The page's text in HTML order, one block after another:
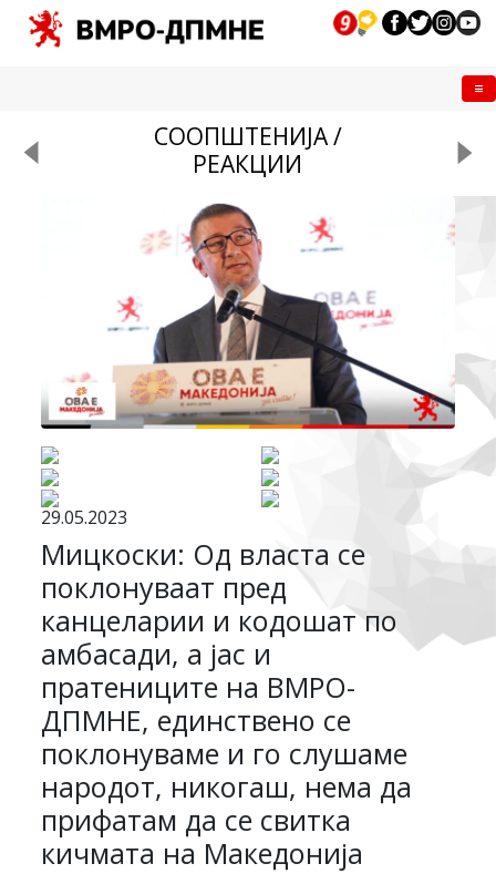
СООПШТЕНИЈА /
РЕАКЦИИ
29.05.2023
Мицкоски: Од власта се
поклонуваат пред
канцеларии и кодошат по
амбасади, а јас и
пратениците на ВМРО-
ДПМНЕ, единствено се
поклонуваме и го слушаме
народот, никогаш, нема да
прифатам да се свитка
кичмата на Македонија